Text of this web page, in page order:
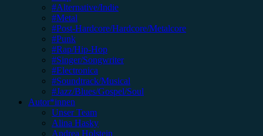
#Alternative/Indie
#Metal
#Post-Hardcore/Hardcore/Metalcore
#Punk
#Rap/Hip-Hop
#Singer/Songwriter
#Electronica
#Soundtrack/Musical
#Jazz/Blues/Gospel/Soul
Autor*innen
Unser Team
Alina Hasky
Andrea Holstein